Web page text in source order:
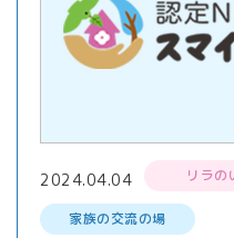
2024.04.04 リラの
家族の交流の場